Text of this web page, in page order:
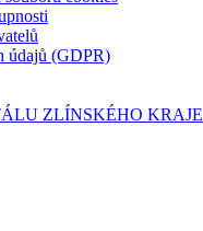
údajů (GDPR)
ZLÍNSKÉHO KRAJE